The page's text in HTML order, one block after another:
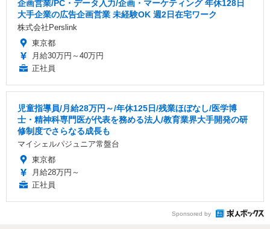
企画営業/PC・データ入力/企画・マーケティング 年休128日
大手企業の広告企画営業 未経験OK 週2日在宅ワーク
株式会社Perslink
東京都
月給30万円～40万円
正社員
児童指導員/月給28万円～/年休125日/残業ほぼなし/医学博
士・精神科専門医が代表を務める法人/教育業界大手開発の研
修制度でさらなる成長も
マイシェルパジュニア常盤台
東京都
月給28万円～
正社員
Sponsored by